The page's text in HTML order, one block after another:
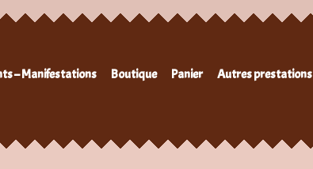
– Manifestations Boutique Panier Autres prestations